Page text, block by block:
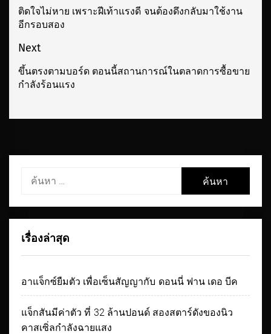
นำทาง
เรื่อง
Previous
post:
ติดใจไม่หาย เพราะฝีเท้าแรงดี จนต้องดึงกลับมาใช้งาน
อีกรอบสอง
Next
Next
post:
ขึ้นตรงตามบอร์ด ตอนนี้สถานการณ์ในตลาดการซื้อขาย
กำลังร้อนแรง
ค้นหา
เรื่องล่าสุด
อาแจ็กซ์ยืมตัว เพื่อเซ็นสัญญากับ ดอนนี่ ฟาน เดอ บีค
แจ็กสันมีค่าตัว ที่ 32 ล้านปอนด์ สองสตาร์ดังของนิว
คาสเซิ่ลกำลังฉายแสง